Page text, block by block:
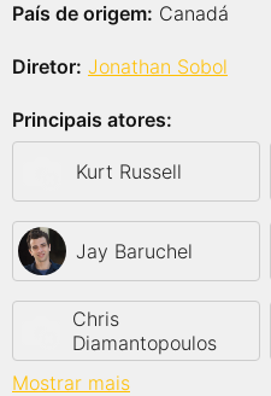
País de origem: Canadá
Diretor: Jonathan Sobol
Principais atores:
Kurt Russell
Jay Baruchel
Chris
Diamantopoulos
Mostrar mais